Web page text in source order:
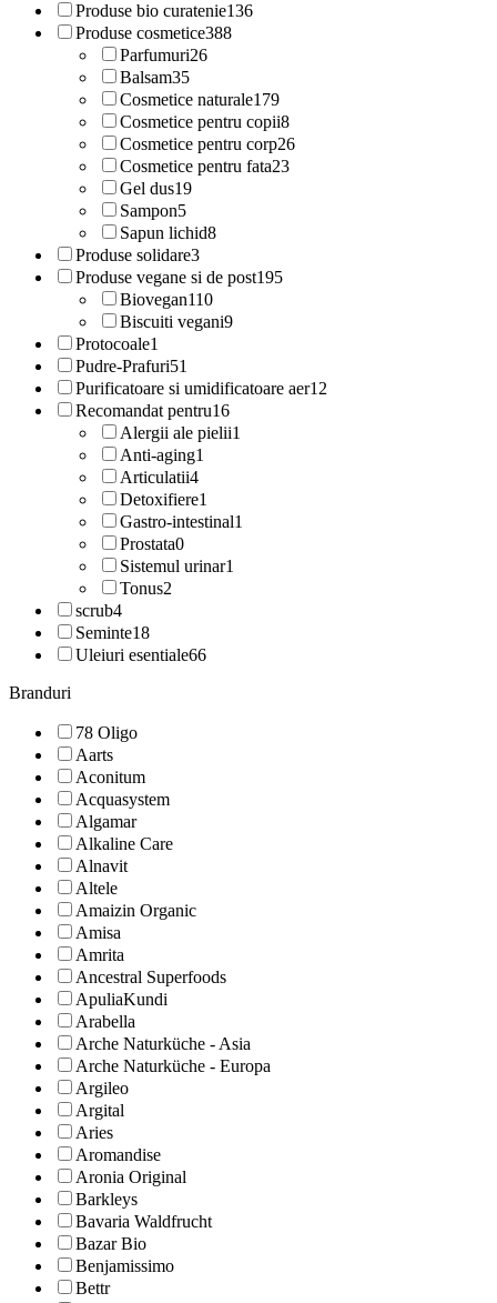
Produse bio curatenie136
Produse cosmetice388
Parfumuri26
Balsam35
Cosmetice naturale179
Cosmetice pentru copii8
Cosmetice pentru corp26
Cosmetice pentru fata23
Gel dus19
Sampon5
Sapun lichid8
Produse solidare3
Produse vegane si de post195
Biovegan110
Biscuiti vegani9
Protocoale1
Pudre-Prafuri51
Purificatoare si umidificatoare aer12
Recomandat pentru16
Alergii ale pielii1
Anti-aging1
Articulatii4
Detoxifiere1
Gastro-intestinal1
Prostata0
Sistemul urinar1
Tonus2
scrub4
Seminte18
Uleiuri esentiale66
Branduri
78 Oligo
Aarts
Aconitum
Acquasystem
Algamar
Alkaline Care
Alnavit
Altele
Amaizin Organic
Amisa
Amrita
Ancestral Superfoods
ApuliaKundi
Arabella
Arche Naturküche - Asia
Arche Naturküche - Europa
Argileo
Argital
Aries
Aromandise
Aronia Original
Barkleys
Bavaria Waldfrucht
Bazar Bio
Benjamissimo
Bettr